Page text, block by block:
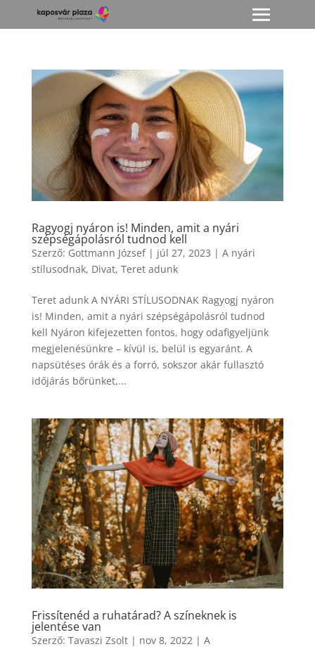
Ragyogj nyáron is! Minden, amit a nyári
szépségápolásról tudnod kell
Szerző: Gottmann József| júl 27, 2023 | A nyári
stílusodnak, Divat, Teret adunk
Teret adunk A NYÁRI STÍLUSODNAK Ragyogj nyáron
is! Minden, amit a nyári szépségápolásról tudnod
kell Nyáron kifejezetten fontos, hogy odafigyeljünk
megjelenésünkre – kívül is, belül is egyaránt. A
napsütéses órák és a forró, sokszor akár fullasztó
időjárás bőrünket,...
Frissítenéd a ruhatárad? A színeknek is
jelentése van
Szerző: Tavaszi Zsolt| nov 8, 2022| A